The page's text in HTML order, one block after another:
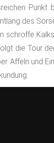
Punkt
des
schroffe
die Tour
Affeln und